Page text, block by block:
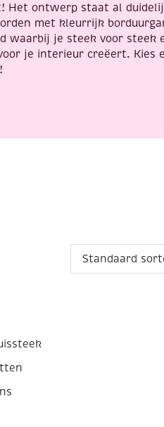
Het ontwerp staat al
met kleurrijk
waarbij je steek voor steek
je interieur creëert. Kies